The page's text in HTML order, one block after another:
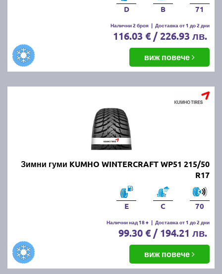
D B 71
Налични 2 броя | Доставка от 1 до 2 дни
116.03 € / 226.93 лв.
виж повече
Зимни гуми KUMHO WINTERCRAFT WP51 215/50
R17
E C 70
Налични над 18 + | Доставка от 1 до 2 дни
99.30 € / 194.21 лв.
виж повече